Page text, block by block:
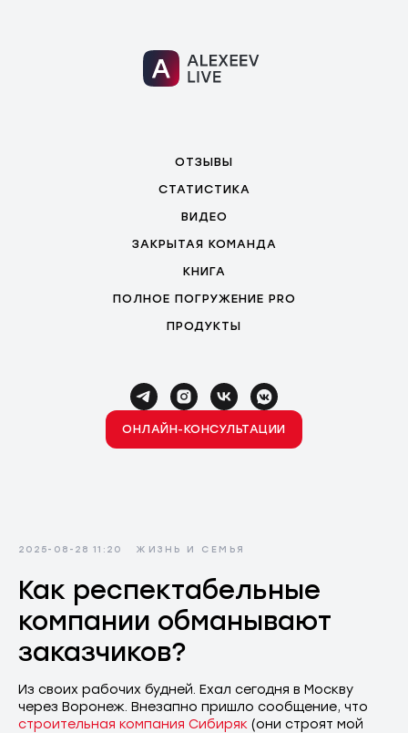
ОТЗЫВЫ
СТАТИСТИКА
ВИДЕО
ЗАКРЫТАЯ КОМАНДА
КНИГА
ПОЛНОЕ ПОГРУЖЕНИЕ PRO
ПРОДУКТЫ
ОНЛАЙН-КОНСУЛЬТАЦИИ
2025-08-28 11:20 ЖИЗНЬ И СЕМЬЯ
Как респектабельные
компании обманывают
заказчиков?
Из своих рабочих будней. Ехал сегодня в Москву
через Воронеж. Внезапно пришло сообщение, что
строительная компания Сибиряк (они строят мой